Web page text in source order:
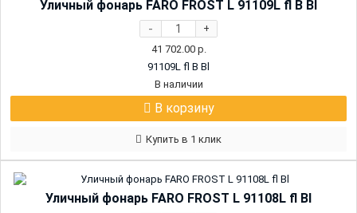
Уличный фонарь FARO FROST L 91109L fl B Bl
- +
41 702.00р.
91109L fl B Bl
В наличии
В корзину
Купить в 1 клик
Уличный фонарь FARO FROST L 91108L fl Bl